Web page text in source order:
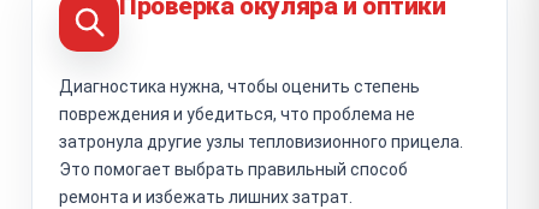
Диагностика нужна, чтобы оценить степень
повреждения и убедиться, что проблема не
затронула другие узлы тепловизионного прицела.
Это помогает выбрать правильный способ
ремонта и избежать лишних затрат.